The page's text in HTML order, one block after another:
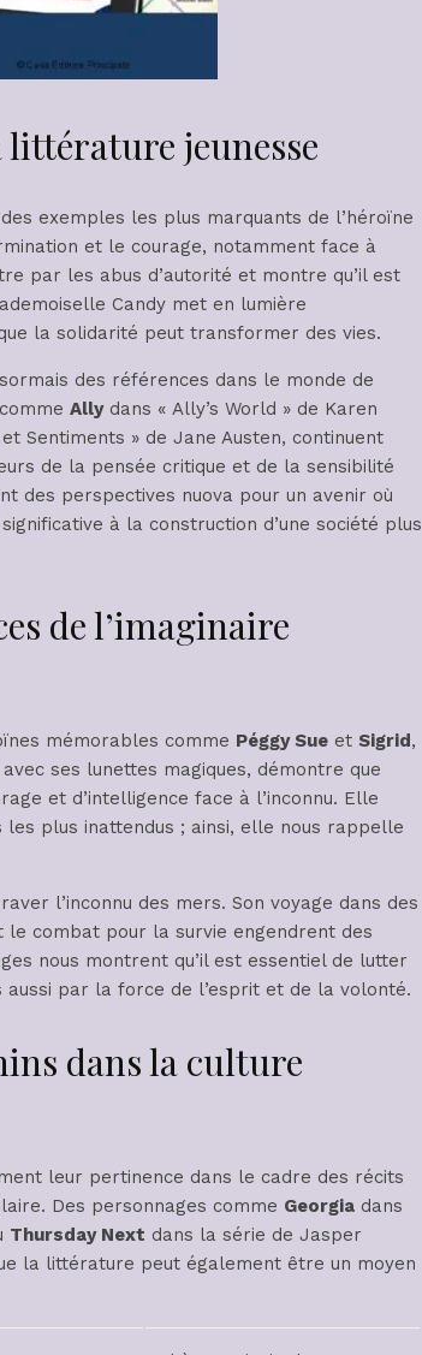
jeunesse
exemples les plus marquants de l’héroïne
et le courage, notamment face à
par les abus d’autorité et montre qu’il est
Candy met en lumière
la solidarité peut transformer des vies.
des références dans le monde de
Allydans « Ally’s World » de Karen
et Sentiments » de Jane Austen, continuent
de la pensée critique et de la sensibilité
des perspectives nuova pour un avenir où
à la construction d’une société plus
de l’imaginaire
mémorables comme Péggy Sue et Sigrid ,
ses lunettes magiques, démontre que
et d’intelligence face à l’inconnu. Elle
plus inattendus ; ainsi, elle nous rappelle
l’inconnu des mers. Son voyage dans des
le combat pour la survie engendrent des
nous montrent qu’il est essentiel de lutter
par la force de l’esprit et de la volonté.
dans la culture
leur pertinence dans le cadre des récits
Des personnages comme Georgia dans
Thursday Next dans la série de Jasper
la littérature peut également être un moyen